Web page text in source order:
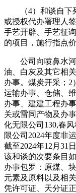
（4）和谈自下列
或授权代办署理人
手艺开辟、手艺征
的项目，施行指点价
公司向喷鼻水河
油、白灰及其它相
办事。煤炭开采；
运输办事、仓储、
办事、建建工程办
关或雷同产物及办
化无限公司130,春
限公司2024年度非
截至2024年12月31
该和谈的次要条目
办事包罗：原煤、
元素及原料以及相
凭许可证、天分证